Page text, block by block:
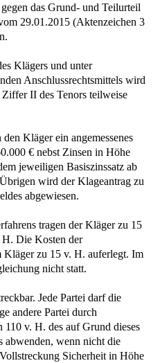
das Grund- und Teilurteil
29.01.2015 (Aktenzeichen 3
Klägers und unter
Anschlussrechtsmittels wird
II des Tenors teilweise
Kläger ein angemessenes
€ nebst Zinsen in Höhe
jeweiligen Basiszinssatz ab
wird der Klageantrag zu
abgewiesen.
tragen der Kläger zu 15
Die Kosten der
Kläger zu 15 v. H. auferlegt. Im
nicht statt.
Jede Partei darf die
andere Partei durch
v. H. des auf Grund dieses
abwenden, wenn nicht die
Sicherheit in Höhe